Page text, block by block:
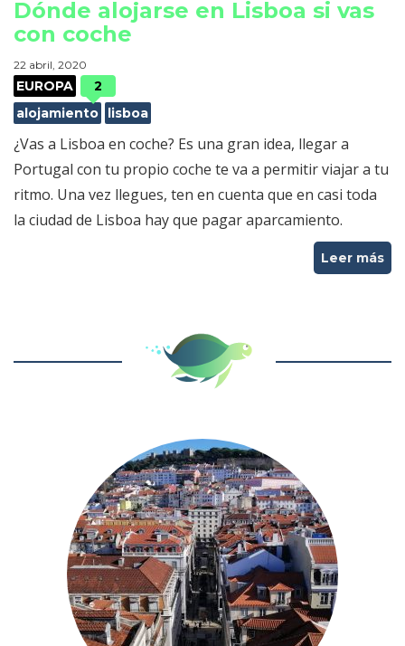
Dónde alojarse en Lisboa si vas
con coche
22 abril, 2020
EUROPA
2
alojamiento
lisboa
¿Vas a Lisboa en coche? Es una gran idea, llegar a
Portugal con tu propio coche te va a permitir viajar a tu
ritmo. Una vez llegues, ten en cuenta que en casi toda
la ciudad de Lisboa hay que pagar aparcamiento.
Leer más